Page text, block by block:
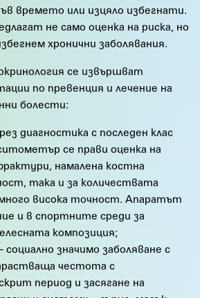
времето или изцяло избегнати.
не само оценка на риска, но
хронични заболявания.
се извършват
по превенция и лечение на
болести:
диагностика с последен клас
се прави оценка на
намалена костна
така и за количествата
висока точност. Апаратът
и в спортните среди за
композиция;
социално значимо заболяване с
честота с
период и засягане на